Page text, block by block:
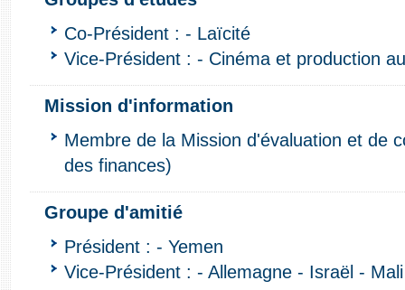
Co-Président : - Laïcité
Vice-Président : - Cinéma et production
Mission d'information
Membre de la Mission d'évaluation et de
des finances)
Groupe d'amitié
Président : - Yemen
Vice-Président : - Allemagne - Israël -